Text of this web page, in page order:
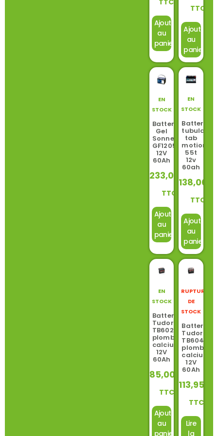
TTC
Ajouter
au
panier
TTC
Ajouter
au
panier
EN
STOCK
Batterie
Gel
Sonnenschein
GF12052YO
12V
60Ah
233,00 €
TTC
Ajouter
au
panier
EN
STOCK
Batterie
tubulaire
tab
motion
55t
12v
60ah
138,00
TTC
Ajouter
au
panier
EN
STOCK
Batterie
Tudor
TB602
plomb-
calcium
12V
60Ah
85,00 €
TTC
Ajouter
au
panier
RUPTURE
DE
STOCK
Batterie
Tudor
TB604
plomb-
calcium
12V
60Ah
113,95
TTC
Lire
la